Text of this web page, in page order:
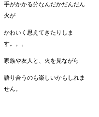
手がかかる分なんだかだんだん
火が
かわいく思えてきたりしま
す。。。
家族や友人と、火を見ながら
語り合うのも楽しいかもしれま
せん。